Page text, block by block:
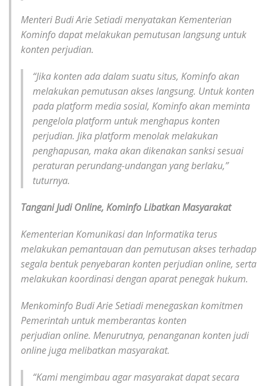
Menteri Budi Arie Setiadi menyatakan Kementerian
Kominfo dapat melakukan pemutusan langsung untuk
konten perjudian.
“Jika konten ada dalam suatu situs, Kominfo akan
melakukan pemutusan akses langsung. Untuk konten
pada platform media sosial, Kominfo akan meminta
pengelola platform untuk menghapus konten
perjudian. Jika platform menolak melakukan
penghapusan, maka akan dikenakan sanksi sesuai
peraturan perundang-undangan yang berlaku,”
tuturnya.
Tangani Judi Online, Kominfo Libatkan Masyarakat
Kementerian Komunikasi dan Informatika terus
melakukan pemantauan dan pemutusan akses terhadap
segala bentuk penyebaran konten perjudian online, serta
melakukan koordinasi dengan aparat penegak hukum.
Menkominfo Budi Arie Setiadi menegaskan komitmen
Pemerintah untuk memberantas konten
perjudian online. Menurutnya, penanganan konten judi
online juga melibatkan masyarakat.
“Kami mengimbau agar masyarakat dapat secara